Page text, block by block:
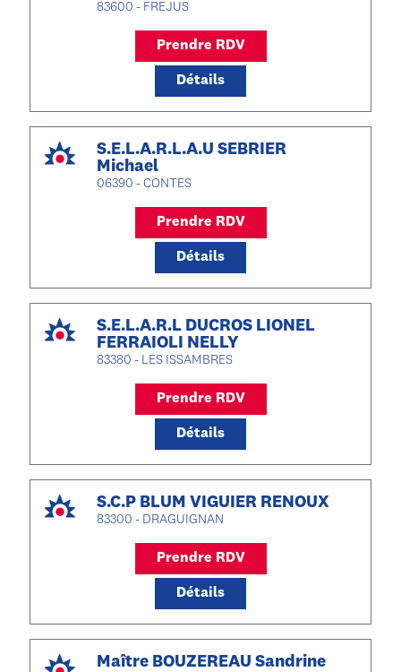
83600 - FREJUS
Prendre RDV
Détails
S.E.L.A.R.L.A.U SEBRIER
Michael
06390 - CONTES
Prendre RDV
Détails
S.E.L.A.R.L DUCROS LIONEL
FERRAIOLI NELLY
83380 - LES ISSAMBRES
Prendre RDV
Détails
S.C.P BLUM VIGUIER RENOUX
83300 - DRAGUIGNAN
Prendre RDV
Détails
Maître BOUZEREAU Sandrine